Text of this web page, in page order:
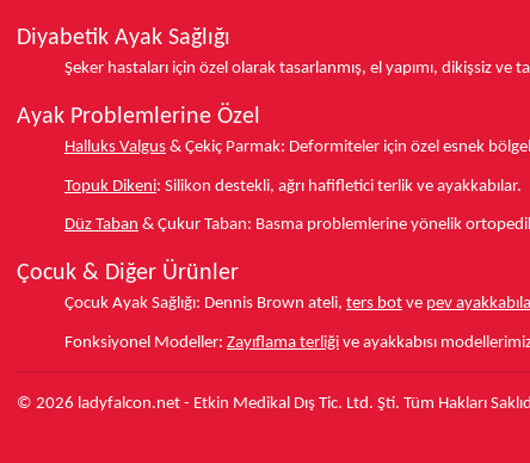
Diyabetik Ayak Sağlığı
Şeker hastaları için özel olarak tasarlanmış, el yapımı, dikişsiz ve
Ayak Problemlerine Özel
Halluks Valgus & Çekiç Parmak: Deformiteler için özel esnek
Topuk Dikeni: Silikon destekli, ağrı hafifletici terlik ve ayakkabılar.
Düz Taban & Çukur Taban: Basma problemlerine yönelik
Çocuk & Diğer Ürünler
Çocuk Ayak Sağlığı: Dennis Brown ateli, ters bot ve pev
Fonksiyonel Modeller: Zayıflama terliği ve ayakkabısı
© 2026 ladyfalcon.net - Etkin Medikal Dış Tic. Ltd. Şti. Tüm Hakları